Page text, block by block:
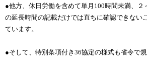
●他方、休日労働を含めて単月 100時間未満、２
の延長時間の記載だけでは直ちに確認できない
ています。
●そして、特別条項付き 36協定の様式も省令で